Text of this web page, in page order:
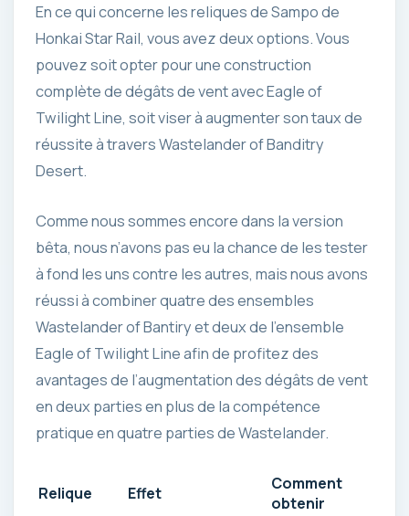
En ce qui concerne les reliques de Sampo de
Honkai Star Rail, vous avez deux options. Vous
pouvez soit opter pour une construction
complète de dégâts de vent avec Eagle of
Twilight Line, soit viser à augmenter son taux de
réussite à travers Wastelander of Banditry
Desert.
Comme nous sommes encore dans la version
bêta, nous n’avons pas eu la chance de les tester
à fond les uns contre les autres, mais nous avons
réussi à combiner quatre des ensembles
Wastelander of Bantiry et deux de l’ensemble
Eagle of Twilight Line afin de profitez des
avantages de l’augmentation des dégâts de vent
en deux parties en plus de la compétence
pratique en quatre parties de Wastelander.
Relique Effet
Comment
obtenir